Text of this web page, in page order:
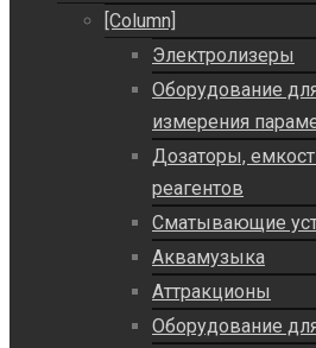
[Column]
Электролизеры
Оборудование
измерения
Дозаторы,
реагентов
Сматывающие
Аквамузыка
Аттракционы
Оборудование